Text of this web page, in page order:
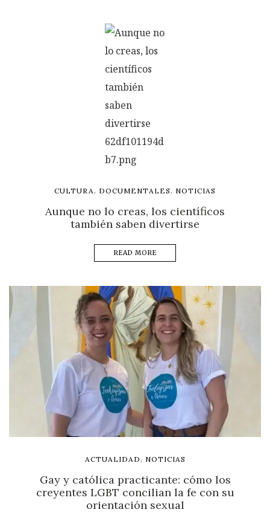
CULTURA , DOCUMENTALES , NOTICIAS
Aunque no lo creas, los científicos
también saben divertirse
READ MORE
ACTUALIDAD , NOTICIAS
Gay y católica practicante: cómo los
creyentes LGBT concilian la fe con su
orientación sexual